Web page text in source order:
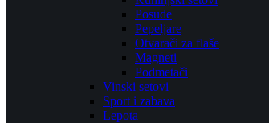
Posude
Pepeljare
Otvarači za flaše
Magneti
Podmetači
Vinski setovi
Sport i zabava
Lepota